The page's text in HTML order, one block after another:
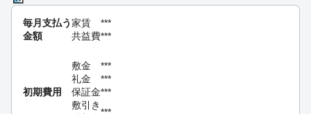
毎月支払う
金額
家賃
***
共益費***
初期費用
敷金
***
礼金
***
保証金***
敷引き
***